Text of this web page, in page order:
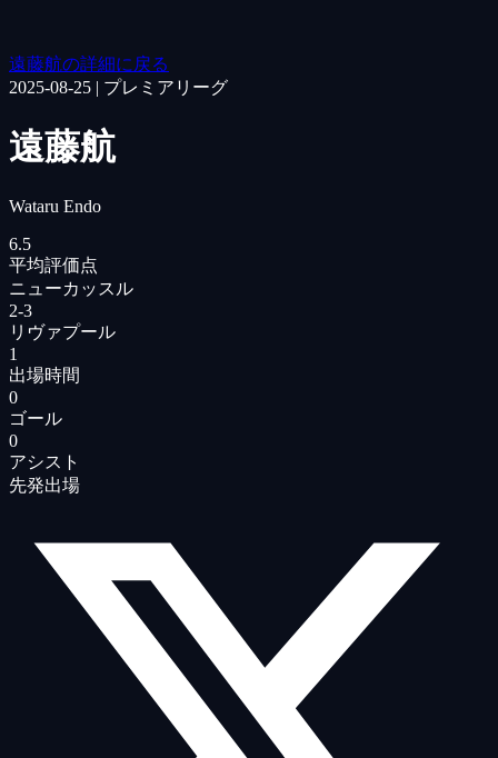
遠藤航の詳細に戻る
2025-08-25 | プレミアリーグ
遠藤航
Wataru Endo
6.5
平均評価点
ニューカッスル
2-3
リヴァプール
1
出場時間
0
ゴール
0
アシスト
先発出場